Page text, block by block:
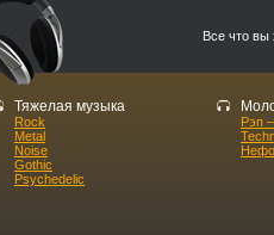
Все что вы
Тяжелая музыка
Rock
Metal
Noise
Gothic
Psychedelic
Рэп